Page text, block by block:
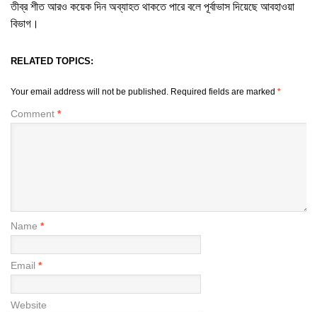
তীব্র শীত আরও কয়েক দিন অব্যাহত থাকতে পারে বলে পূর্বাভাস দিয়েছে আবহাওয়া
বিভাগ।
RELATED TOPICS:
Your email address will not be published. Required fields are marked *
Comment *
Name *
Email *
Website